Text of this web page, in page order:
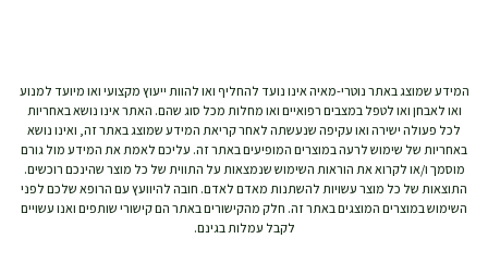
המידע שמוצג באתר נוטרי-מאיה אינו נועד להחליף ואו להוות ייעוץ מקצועי ואו מיועד למנוע
ואו לאבחן ואו לטפל במצבים רפואיים ואו מחלות מכל סוג שהם. האתר אינו נושא באחריות
לכל פעולה ישירה ואו עקיפה שנעשתה לאחר קריאת המידע שמוצג באתר זה, ואינו נושא
באחריות של שימוש לרעה במוצרים המופיעים באתר זה. עליכם לאמת את המידע מול גורם
מוסמך ו/או לקרוא את הוראות השימוש שנמצאות על התווית של כל מוצר שהינכם רוכשים.
התוצאות של כל מוצר עשויות להשתנות מאדם לאדם. חובה להיוועץ עם הרופא שלכם לפני
השימוש במוצרים המוצגים באתר זה. חלק מהקישורים באתר הם קישורי שותפים ואנו עשויים
לקבל עמלות בגינם.